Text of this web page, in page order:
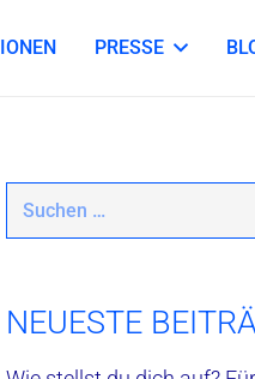
PRESSE
Suchen
NEUESTE